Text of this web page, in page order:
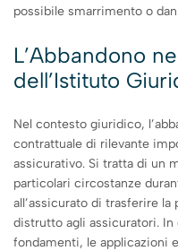
possibile smarrimento o
L’Abbandono
dell’Istituto
Nel contesto giuridico,
contrattuale di rilevante
assicurativo. Si tratta di un
particolari circostanze
all’assicurato di trasferire
distrutto agli assicuratori.
fondamenti, le applicazioni